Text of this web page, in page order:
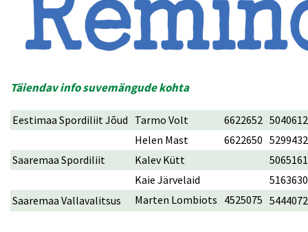
Täiendav info suvemängude kohta
Eestimaa Spordiliit Jõud Tarmo Volt 6622652 5040612
Helen Mast
6622650 5299432
Saaremaa Spordiliit
Kalev Kütt
5065161
Kaie Järvelaid
5163630
Saaremaa Vallavalitsus
Marten Lombiots 4525075